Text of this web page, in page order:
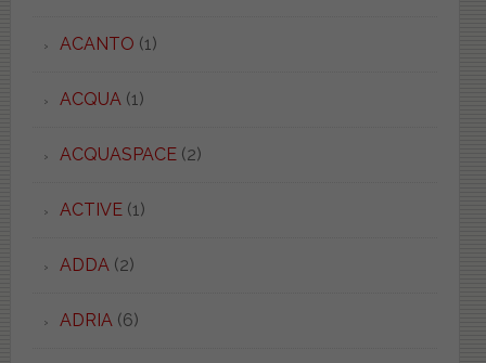
ACANTO (1)
ACQUA (1)
ACQUASPACE(2)
ACTIVE(1)
ADDA (2)
ADRIA (6)